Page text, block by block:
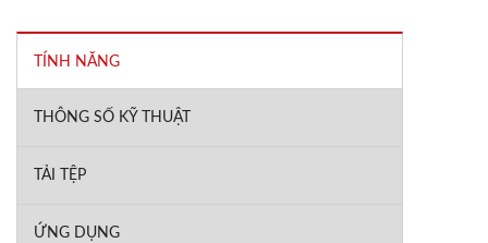
TÍNH NĂNG
THÔNG SỐ KỸ THUẬT
TẢI TỆP
ỨNG DỤNG